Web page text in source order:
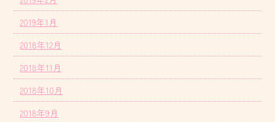
2019年1月
2018年12月
2018年11月
2018年10月
2018年9月